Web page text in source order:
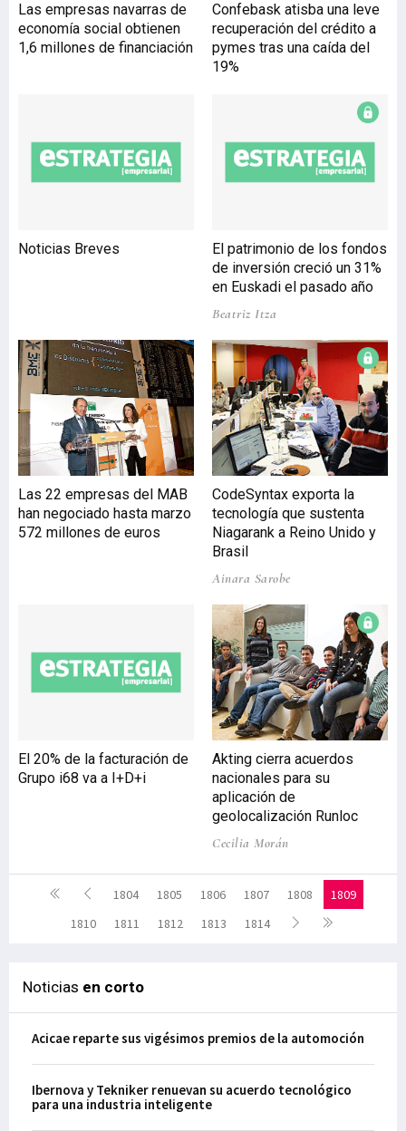
extraordinarios que las
entidades debieron llevar a
cabo, por decreto
gubernamental, para
activos inmobiliarios. Las
dotaciones y provisiones
realizadas en 2013
alcanzaron los 23.323
lo que permitió
compensar la disminución
del margen de intereses y
obtener beneficios, a
pesar de que 2013 fue un a
Las empresas navarras de
economía social obtienen
1,6 millones de financiación
Confebask atisba una leve
recuperación del crédito a
pymes tras una caída del
19%
Noticias Breves
El patrimonio de los fondos
de inversión creció un 31%
en Euskadi el pasado año
Beatriz Itza
Las 22 empresas del MAB
han negociado hasta marzo
572 millones de euros
CodeSyntax exporta la
tecnología que sustenta
Niagarank a Reino Unido y
Brasil
Ainara Sarobe
El 20% de la facturación de
Grupo i68 va a I+D+i
Akting cierra acuerdos
nacionales para su
aplicación de
geolocalización Runloc
Cecilia Morán
1804 1805 1806 1807 1808
1809
1810
1811 1812 1813 1814
Noticias en corto
Acicae reparte sus vigésimos premios de la automoción
Ibernova y Tekniker renuevan su acuerdo tecnológico
para una industria inteligente